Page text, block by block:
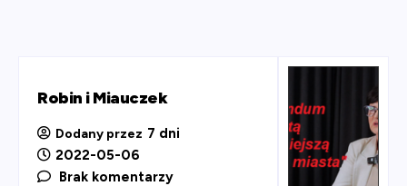
Robin i Miauczek
Dodany przez 7 dni
2022-05-06
Brak komentarzy